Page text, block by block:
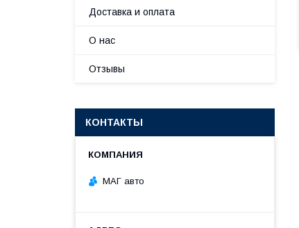
Доставка и оплата
О нас
Отзывы
КОНТАКТЫ
МАГ авто